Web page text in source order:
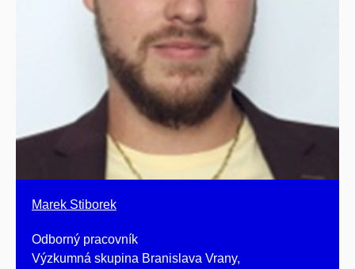
Marek Stiborek
Odborný pracovník
Výzkumná skupina Branislava Vrany,